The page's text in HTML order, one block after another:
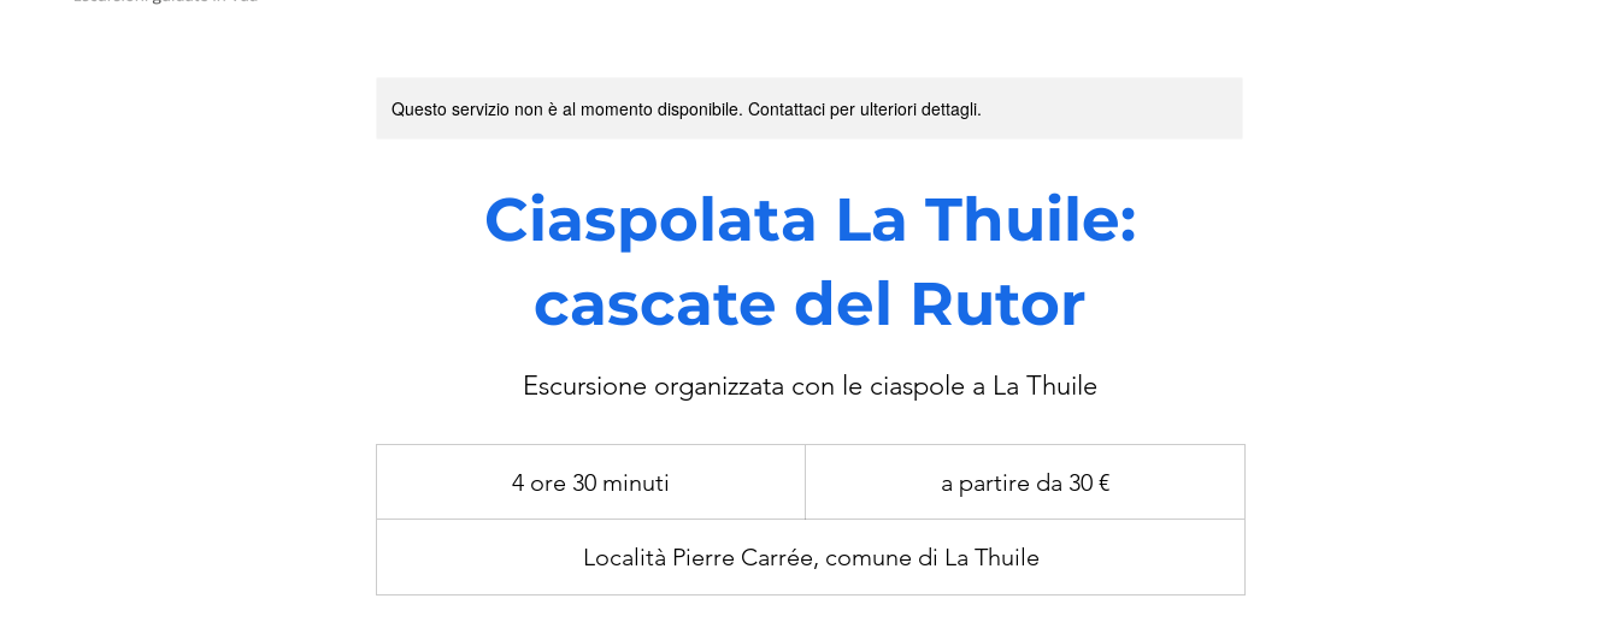
Questo servizio non è al momento disponibile. Contattaci per ulteriori dettagli.
Ciaspolata La Thuile:
cascate del Rutor
Escursione organizzata con le ciaspole a La Thuile
4 ore 30 minuti
o
r
e
a partire da 30 €
Località Pierre Carrée, comune di La Thuile